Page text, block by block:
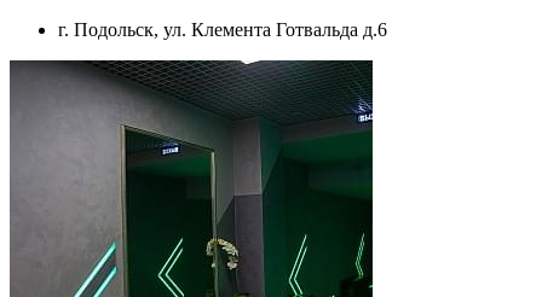
г. Подольск, ул. Клемента Готвальда д.6